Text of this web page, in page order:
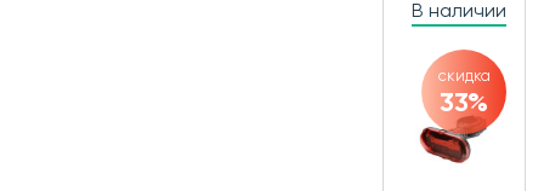
В наличии
скидка
33%